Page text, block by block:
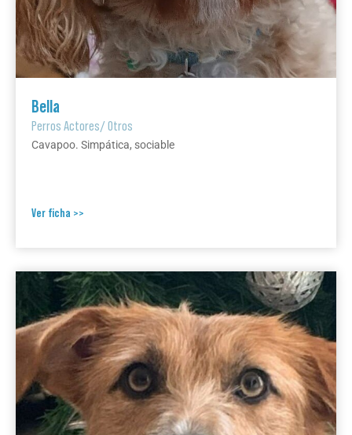
Bella
Perros Actores/Otros
Cavapoo. Simpática, sociable
Ver ficha >>